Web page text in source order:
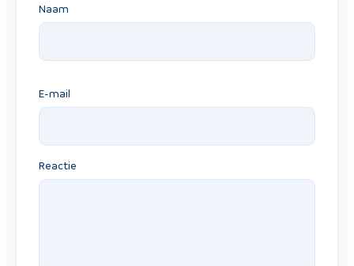
Naam
E-mail
Reactie